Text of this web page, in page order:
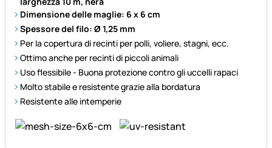
Dimensione delle maglie: 6 x 6 cm
Spessore del filo: Ø 1,25 mm
Per la copertura di recinti per polli, voliere, stagni, ecc.
Ottimo anche per recinti di piccoli animali
Uso flessibile - Buona protezione contro gli uccelli rapaci
Molto stabile e resistente grazie alla bordatura
Resistente alle intemperie